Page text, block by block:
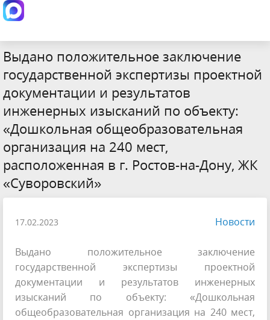
Выдано положительное заключение
государственной экспертизы проектной
документации и результатов
инженерных изысканий по объекту:
«Дошкольная общеобразовательная
организация на 240 мест,
расположенная в г. Ростов-на-Дону, ЖК
«Суворовский»
17.02.2023 Новости
Выдано положительное заключение
государственной экспертизы проектной
документации и результатов инженерных
изысканий по объекту: «Дошкольная
общеобразовательная организация на 240 мест,